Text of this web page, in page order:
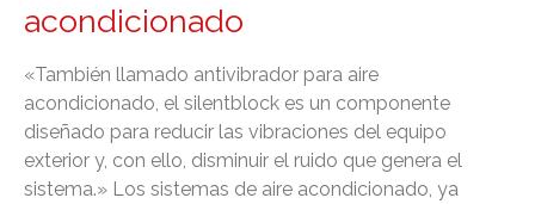
acondicionado
«También llamado antivibrador para aire
acondicionado, el silentblock es un componente
diseñado para reducir las vibraciones del equipo
exterior y, con ello, disminuir el ruido que genera el
sistema.» Los sistemas de aire acondicionado, ya